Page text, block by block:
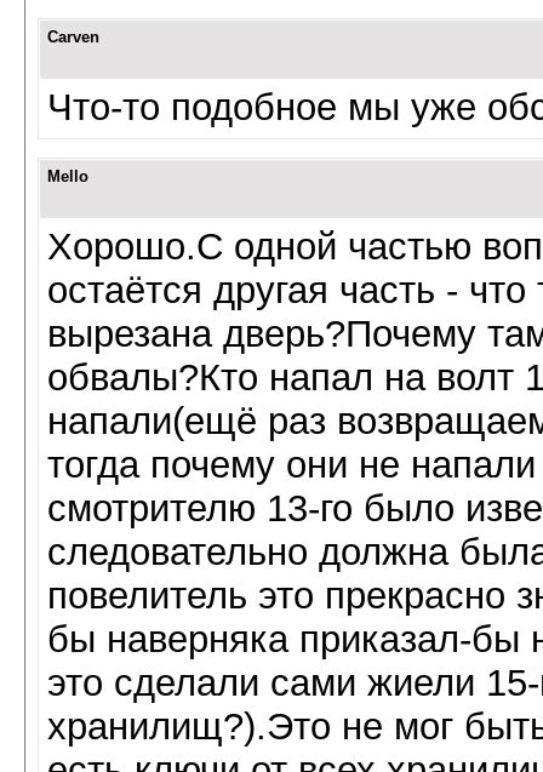
Carven
Что-то подобное мы уже
Mello
Хорошо.С одной частью
остаётся другая часть -
вырезана дверь?Почему
обвалы?Кто напал на волт
напали(ещё раз
тогда почему они не
смотрителю 13-го было
следовательно должна
повелитель это
бы наверняка приказал-бы
это сделали сами жиели
хранилищ?).Это не мог